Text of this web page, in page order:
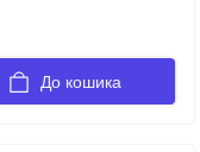
До кошика